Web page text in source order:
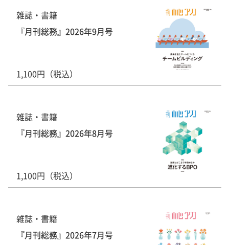
雑誌・書籍
『月刊総務』2026年9月号
1,100円（税込）
雑誌・書籍
『月刊総務』2026年8月号
1,100円（税込）
雑誌・書籍
『月刊総務』2026年7月号